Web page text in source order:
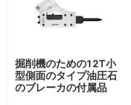
使用された掘削機機械
掘削機のための12T小
型側面のタイプ油圧石
のブレーカの付属品